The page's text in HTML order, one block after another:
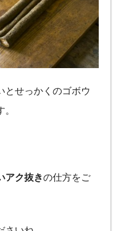
とせっかくのゴボウ
アク抜きの仕方をご